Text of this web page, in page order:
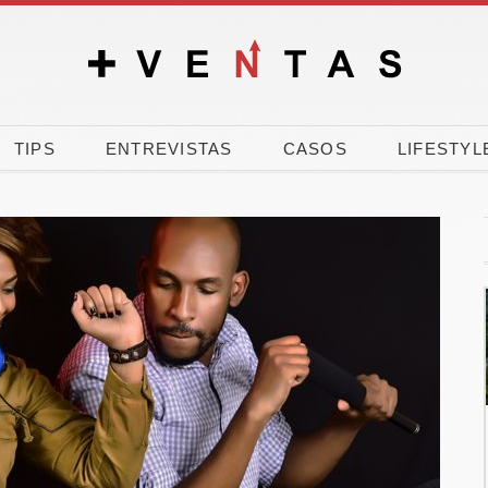
TIPS ENTREVISTAS CASOS
El 90% de los
vota a
El verano dispara la
carrera por comprar